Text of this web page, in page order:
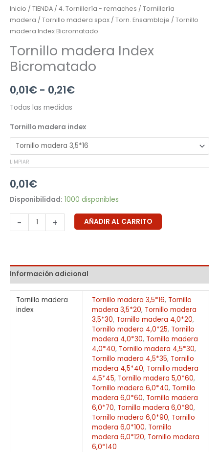
Inicio / TIENDA / 4. Tornillería - remaches / Tornillería
madera / Tornillo madera spax / Torn. Ensamblaje / Tornillo
madera Index Bicromatado
Tornillo madera Index
Bicromatado
0,01€ - 0,21€
Todas las medidas
Tornillo madera index
LIMPIAR
0,01€
Disponibilidad: 1000 disponibles
- + AÑADIR AL CARRITO
Información adicional
Tornillo madera
index
Tornillo madera 3,5*16, Tornillo
madera 3,5*20, Tornillo madera
3,5*30, Tornillo madera 4,0*20,
Tornillo madera 4,0*25, Tornillo
madera 4,0*30, Tornillo madera
4,0*40, Tornillo madera 4,5*30,
Tornillo madera 4,5*35, Tornillo
madera 4,5*40, Tornillo madera
4,5*45, Tornillo madera 5,0*60,
Tornillo madera 6,0*40, Tornillo
madera 6,0*60, Tornillo madera
6,0*70, Tornillo madera 6,0*80,
Tornillo madera 6,0*90, Tornillo
madera 6,0*100, Tornillo
madera 6,0*120, Tornillo madera
6,0*140